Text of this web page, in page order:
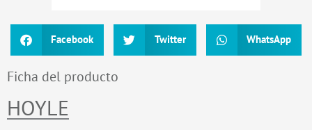
Facebook Twitter WhatsApp
Ficha del producto
HOYLE